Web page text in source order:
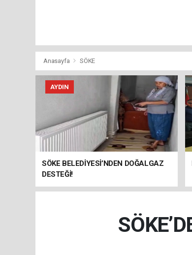
Anasayfa SÖKE
AYDIN
SÖKE BELEDİYESİ’NDEN DOĞALGAZ
DESTEĞİ!